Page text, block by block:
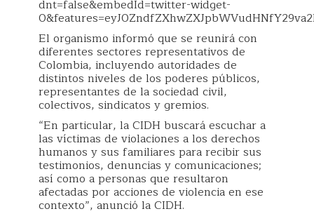
dnt=false&embedId=twitter-widget-
El organismo informó que se reunirá con
diferentes sectores representativos de
Colombia, incluyendo autoridades de
distintos niveles de los poderes públicos,
representantes de la sociedad civil,
colectivos, sindicatos y gremios.
“En particular, la CIDH buscará escuchar a
las víctimas de violaciones a los derechos
humanos y sus familiares para recibir sus
testimonios, denuncias y comunicaciones;
así como a personas que resultaron
afectadas por acciones de violencia en ese
contexto”, anunció la CIDH.